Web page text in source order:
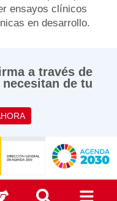
ensayos clínicos
en desarrollo.
a través de
de tu